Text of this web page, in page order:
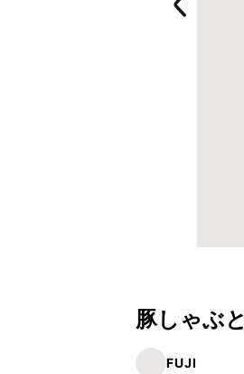
豚しゃぶ
FUJI